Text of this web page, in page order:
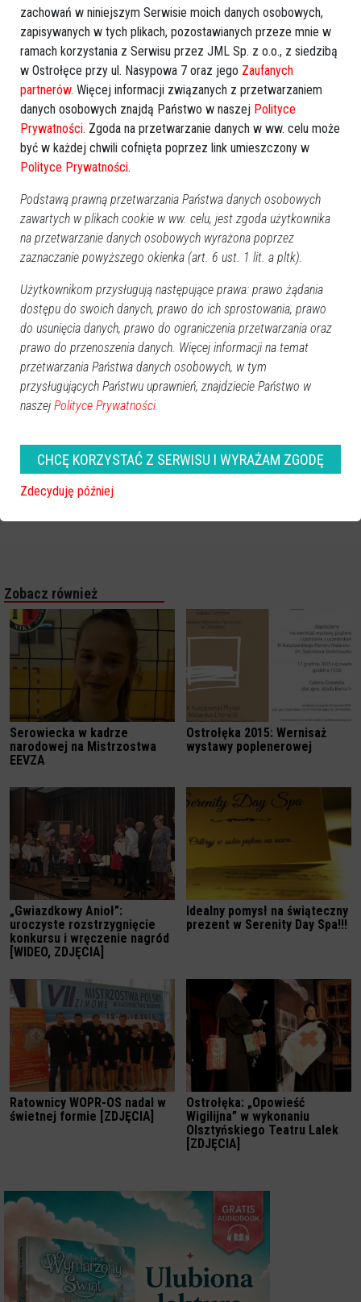
Więcej o Adam K., Ostrołęka mechanik
mechanik oszust
Ostrołęka, Adam K. Ostrołęka mechanik
Zobacz również
Serowiecka w kadrze
narodowej na Mistrzostwa
EEVZA
Ostrołęka 2015: Wernisaż
wystawy poplenerowej
„Gwiazdkowy Anioł”:
uroczyste rozstrzygnięcie
konkursu i wręczenie nagród
[WIDEO, ZDJĘCIA]
Idealny pomysł na świąteczny
prezent w Serenity Day Spa!!!
Ratownicy WOPR-OS nadal w
świetnej formie [ZDJĘCIA]
Ostrołęka: „Opowieść
Wigilijna” w wykonaniu
Olsztyńskiego Teatru Lalek
[ZDJĘCIA]
zachowań w niniejszym Serwisie moich danych osobowych,
zapisywanych w tych plikach, pozostawianych przeze mnie w
ramach korzystania z Serwisu przez JML Sp. z o.o., z siedzibą
w Ostrołęce przy ul. Nasypowa 7 oraz jego Zaufanych
partnerów. Więcej informacji związanych z przetwarzaniem
danych osobowych znajdą Państwo w naszej Polityce
Prywatności. Zgoda na przetwarzanie danych w ww. celu może
być w każdej chwili cofnięta poprzez link umieszczony w
Polityce Prywatności.
Podstawą prawną przetwarzania Państwa danych osobowych
zawartych w plikach cookie w ww. celu, jest zgoda użytkownika
na przetwarzanie danych osobowych wyrażona poprzez
zaznaczanie powyższego okienka (art. 6 ust. 1 lit. a pltk).
Użytkownikom przysługują następujące prawa: prawo żądania
dostępu do swoich danych, prawo do ich sprostowania, prawo
do usunięcia danych, prawo do ograniczenia przetwarzania oraz
prawo do przenoszenia danych. Więcej informacji na temat
przetwarzania Państwa danych osobowych, w tym
przysługujących Państwu uprawnień, znajdziecie Państwo w
naszej Polityce Prywatności.
CHCĘ KORZYSTAĆ Z SERWISU I WYRAŻAM ZGODĘ
Zdecyduję później